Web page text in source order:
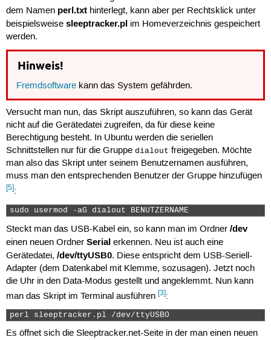
dem Namen perl.txthinterlegt, kann aber per Rechtsklick unter
beispielsweise sleeptracker.plim Homeverzeichnis gespeichert
werden.
Hinweis!
Fremdsoftware kann das System gefährden.
Versucht man nun, das Skript auszuführen, so kann das Gerät
nicht auf die Gerätedatei zugreifen, da für diese keine
Berechtigung besteht. In Ubuntu werden die seriellen
Schnittstellen nur für die Gruppe dialout freigegeben. Möchte
man also das Skript unter seinem Benutzernamen ausführen,
muss man den entsprechenden Benutzer der Gruppe hinzufügen
[5]:
sudo usermod -aG dialout BENUTZERNAME
Steckt man das USB-Kabel ein, so kann man im Ordner /dev
einen neuen Ordner Serialerkennen. Neu ist auch eine
Gerätedatei, /dev/ttyUSB0. Diese entspricht dem USB-Seriell-
Adapter (dem Datenkabel mit Klemme, sozusagen). Jetzt noch
die Uhr in den Data-Modus gestellt und angeklemmt. Nun kann
man das Skript im Terminal ausführen [3]:
perl sleeptracker.pl /dev/ttyUSB0
Es öffnet sich die Sleeptracker.net-Seite in der man einen neuen